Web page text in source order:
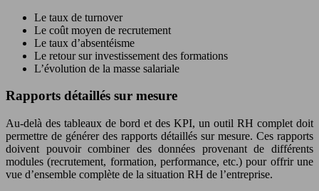
Le taux de turnover
Le coût moyen de recrutement
Le taux d’absentéisme
Le retour sur investissement des formations
L’évolution de la masse salariale
Rapports détaillés sur mesure
Au-delà des tableaux de bord et des KPI, un outil RH complet doit
permettre de générer des rapports détaillés sur mesure. Ces rapports
doivent pouvoir combiner des données provenant de différents
modules (recrutement, formation, performance, etc.) pour offrir une
vue d’ensemble complète de la situation RH de l’entreprise.